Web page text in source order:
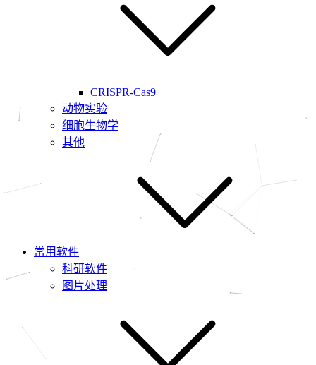
CRISPR-Cas9
动物实验
细胞生物学
其他
常用软件
科研软件
图片处理